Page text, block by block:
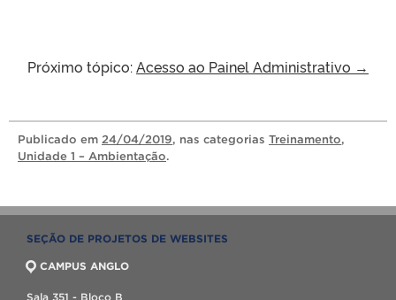
Próximo tópico:Acesso ao Painel Administrativo →
Publicado em 24/04/2019, nas categorias Treinamento,
Unidade 1 – Ambientação.
SEÇÃO DE PROJETOS DE WEBSITES
CAMPUS ANGLO
Sala 351 - Bloco B